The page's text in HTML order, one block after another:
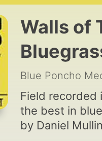
Walls of
Podcast
Blue Poncho
Field recorded
the best in
by Daniel